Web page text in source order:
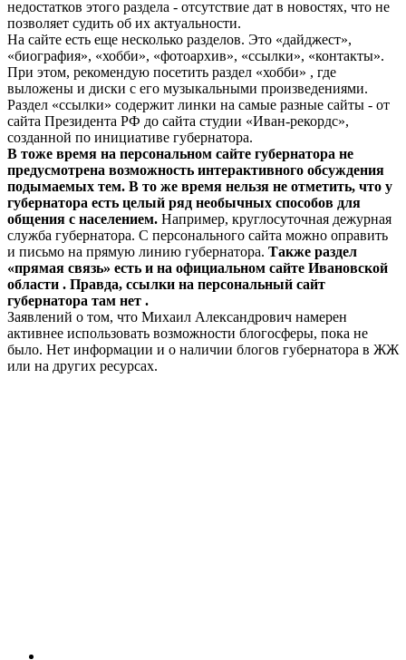
недостатков этого раздела - отсутствие дат в новостях, что не
позволяет судить об их актуальности.
На сайте есть еще несколько разделов. Это «дайджест»,
«биография», «хобби», «фотоархив», «ссылки», «контакты».
При этом, рекомендую посетить раздел «хобби» , где
выложены и диски с его музыкальными произведениями.
Раздел «ссылки» содержит линки на самые разные сайты - от
сайта Президента РФ до сайта студии «Иван-рекордс»,
созданной по инициативе губернатора.
В тоже время на персональном сайте губернатора не
предусмотрена возможность интерактивного обсуждения
подымаемых тем. В то же время нельзя не отметить, что у
губернатора есть целый ряд необычных способов для
общения с населением. Например, круглосуточная дежурная
служба губернатора. С персонального сайта можно оправить
и письмо на прямую линию губернатора. Также раздел
«прямая связь» есть и на официальном сайте Ивановской
области . Правда, ссылки на персональный сайт
губернатора там нет .
Заявлений о том, что Михаил Александрович намерен
активнее использовать возможности блогосферы, пока не
было. Нет информации и о наличии блогов губернатора в ЖЖ
или на других ресурсах.